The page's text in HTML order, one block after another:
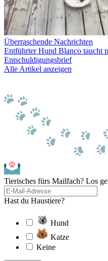
Überraschende Nachrichten
Entführter Hund Blanco taucht
Entschuldigungsbrief
Alle Artikel anzeigen
Tierisches fürs Mailfach? Los
Hast du Haustiere?
Hund
Katze
Keine